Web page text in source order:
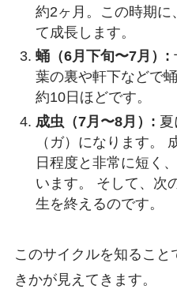
約2ヶ月。この時期
て成長します。
蛹（6月下旬〜7月）:
葉の裏や軒下などで
約10日ほどです。
成虫（7月〜8月）:
（ガ）になります。
日程度と非常に短く
います。 そして、次
生を終えるのです。
このサイクルを知るこ
きかが見えてきます。